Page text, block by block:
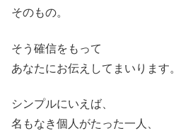
そのもの。
そう確信をもって
あなたにお伝えしてまいります。
シンプルにいえば、
名もなき個人がたった一人、